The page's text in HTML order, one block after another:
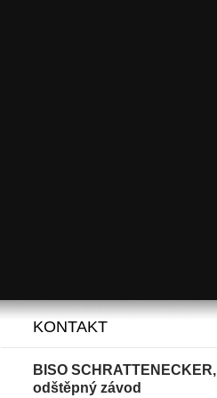
KONTAKT
BISO SCHRATTENECKER,
odštěpný závod